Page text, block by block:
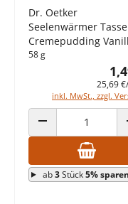
Dr. Oetker
Seelenwärmer
Cremepudding
58 g
25,69
inkl. MwSt., zzgl.
ANZAHL VERRINGERN
ab3Stück5% sparen